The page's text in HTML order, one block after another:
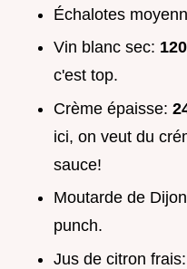
Échalotes
Vin blanc sec:
c'est top.
Crème épaisse:
ici, on veut du
sauce!
Moutarde de
punch.
Jus de citron frais: